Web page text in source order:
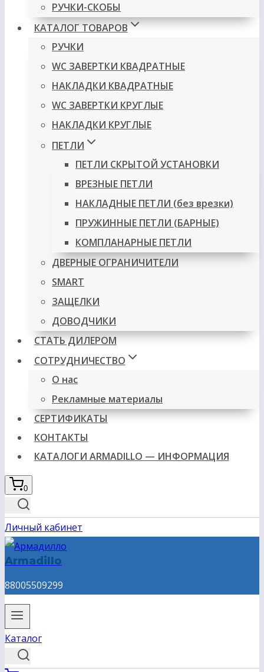
РУЧКИ-СКОБЫ
КАТАЛОГ ТОВАРОВ
РУЧКИ
WC ЗАВЕРТКИ КВАДРАТНЫЕ
НАКЛАДКИ КВАДРАТНЫЕ
WC ЗАВЕРТКИ КРУГЛЫЕ
НАКЛАДКИ КРУГЛЫЕ
ПЕТЛИ
ПЕТЛИ СКРЫТОЙ УСТАНОВКИ
ВРЕЗНЫЕ ПЕТЛИ
НАКЛАДНЫЕ ПЕТЛИ (без врезки)
ПРУЖИННЫЕ ПЕТЛИ (БАРНЫЕ)
КОМПЛАНАРНЫЕ ПЕТЛИ
ДВЕРНЫЕ ОГРАНИЧИТЕЛИ
SMART
ЗАЩЕЛКИ
ДОВОДЧИКИ
СТАТЬ ДИЛЕРОМ
СОТРУДНИЧЕСТВО
О нас
Рекламные материалы
СЕРТИФИКАТЫ
КОНТАКТЫ
КАТАЛОГИ ARMADILLO — ИНФОРМАЦИЯ
0
Личный кабинет
Armadillo
88005509299
Каталог